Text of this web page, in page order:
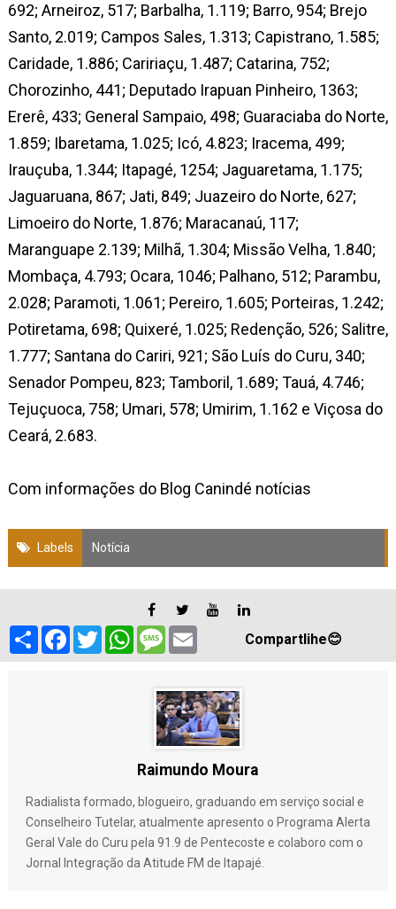
692; Arneiroz, 517; Barbalha, 1.119; Barro, 954; Brejo
Santo, 2.019; Campos Sales, 1.313; Capistrano, 1.585;
Caridade, 1.886; Caririaçu, 1.487; Catarina, 752;
Chorozinho, 441; Deputado Irapuan Pinheiro, 1363;
Ererê, 433; General Sampaio, 498; Guaraciaba do Norte,
1.859; Ibaretama, 1.025; Icó, 4.823; Iracema, 499;
Irauçuba, 1.344; Itapagé, 1254; Jaguaretama, 1.175;
Jaguaruana, 867; Jati, 849; Juazeiro do Norte, 627;
Limoeiro do Norte, 1.876; Maracanaú, 117;
Maranguape 2.139; Milhã, 1.304; Missão Velha, 1.840;
Mombaça, 4.793; Ocara, 1046; Palhano, 512; Parambu,
2.028; Paramoti, 1.061; Pereiro, 1.605; Porteiras, 1.242;
Potiretama, 698; Quixeré, 1.025; Redenção, 526; Salitre,
1.777; Santana do Cariri, 921; São Luís do Curu, 340;
Senador Pompeu, 823; Tamboril, 1.689; Tauá, 4.746;
Tejuçuoca, 758; Umari, 578; Umirim, 1.162 e Viçosa do
Ceará, 2.683.
Com informações do Blog Canindé notícias
Labels Notícia
S
a
F
c
T
w
i
W
h
a
M
s
a
g
e
E
a
l
Compartlihe😊
Raimundo Moura
Radialista formado, blogueiro, graduando em serviço social e
Conselheiro Tutelar, atualmente apresento o Programa Alerta
Geral Vale do Curu pela 91.9 de Pentecoste e colaboro com o
Jornal Integração da Atitude FM de Itapajé.